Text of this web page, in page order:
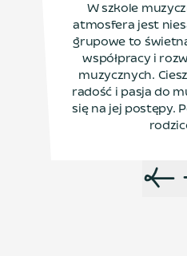
W szkole
atmosfera jest
grupowe to
współpracy i
muzycznych.
radość i pasja do
się na jej postępy.